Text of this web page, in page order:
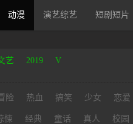
动漫 演艺综艺 短剧短片
艺 2019 V
险 热血 搞笑 少女 恋爱
悚 经典 童话 真人 校园